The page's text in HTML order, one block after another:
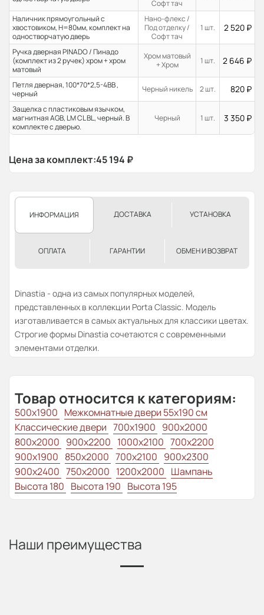
Софт тач
Наличник прямоугольный с
хвостовиком, H=80мм, комплект на
одностворчатую дверь
Нано-флекс /
Под отделку /
Софт тач
1 шт. 2 520 ₽
Ручка дверная PINADO / Пинадо
(комплект из 2 ручек) хром + хром
матовый
Хром матовый
+ Хром
1 шт. 2 646 ₽
Петля дверная, 100*70*2,5-4ВВ ,
черный
Черный никель 2 шт. 820 ₽
Защелка с пластиковым язычком,
магнитная AGB, LM CL BL, черный. В
комплекте с дверью.
Черный 1 шт. 3 350 ₽
Цена за комплект:45 194 ₽
ИНФОРМАЦИЯ ДОСТАВКА УСТАНОВКА
ОПЛАТА ГАРАНТИИ ОБМЕН И ВОЗВРАТ
Dinastia - одна из самых популярных моделей,
представленных в коллекции Porta Classic. Модель
изготавливается в самых актуальных для классики цветах.
Строгие формы Dinastia сочетаются с современными
элементами отделки.
Товар относится к категориям:
500x1900 Межкомнатные двери 55х190 см
Классические двери 700x1900 900x2000
800x2000 900x2200 1000x2100 700x2200
900x1900 850x2000 700x2100 900x2300
900x2400 750x2000 1200x2000 Шампань
Высота 180 Высота 190 Высота 195
Наши преимущества